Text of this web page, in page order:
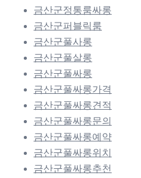
금산군정통룸싸롱
금산군퍼블릭룸
금산군풀사롱
금산군풀살롱
금산군풀싸롱
금산군풀싸롱가격
금산군풀싸롱견적
금산군풀싸롱문의
금산군풀싸롱예약
금산군풀싸롱위치
금산군풀싸롱추천